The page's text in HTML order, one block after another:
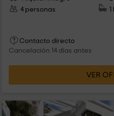
4 personas
Contacto directo
Cancelación 14 días antes
VER